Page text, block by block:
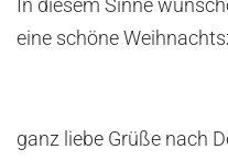
In diesem Sinne
eine schöne
ganz liebe Grüße nach